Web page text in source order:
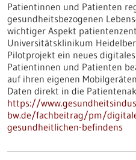
Patientinnen und Patienten
gesundheitsbezogenen
wichtiger Aspekt
Universitätsklinikum
Pilotprojekt ein neues
Patientinnen und Patienten
auf ihren eigenen
Daten direkt in die
https://
bw.de/fachbeitrag/pm/
gesundheitlichen-befindens